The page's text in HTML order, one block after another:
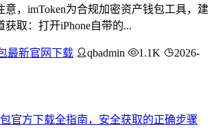
意，imToken为合规加密资产钱包工具，建
获取：打开iPhone自带的...
最新官网下载 qbadmin 1.1K
2026-